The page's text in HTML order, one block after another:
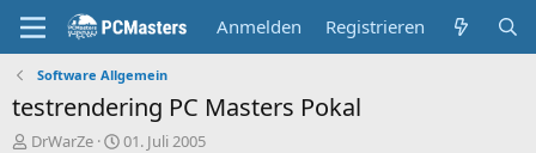
Anmelden Registrieren
Software Allgemein
testrendering PC Masters Pokal
E
DrWarZe
E
01. Juli 2005